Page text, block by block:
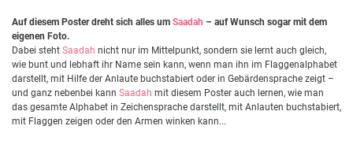
Auf diesem Poster dreht sich alles um Saadah – auf Wunsch sogar mit dem
eigenen Foto.
Dabei steht Saadah nicht nur im Mittelpunkt, sondern sie lernt auch gleich,
wie bunt und lebhaft ihr Name sein kann, wenn man ihn im Flaggenalphabet
darstellt, mit Hilfe der Anlaute buchstabiert oder in Gebärdensprache zeigt –
und ganz nebenbei kann Saadah mit diesem Poster auch lernen, wie man
das gesamte Alphabet in Zeichensprache darstellt, mit Anlauten buchstabiert,
mit Flaggen zeigen oder den Armen winken kann...